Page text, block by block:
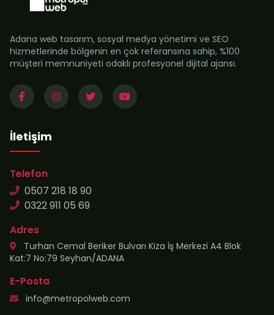
Adana web tasarım, sosyal medya yönetimi ve SEO
hizmetlerinde bölgenin en çok referansına sahip, %100
müşteri memnuniyeti odaklı profesyonel dijital ajansı.
İletişim
Telefon
0507 218 18 90
0322 911 05 69
Adres
Turhan Cemal Beriker Bulvarı Kiza İş Merkezi A4 Blok
Kat:7 No:79 Seyhan/ADANA
E-Posta
info@metropolweb.com